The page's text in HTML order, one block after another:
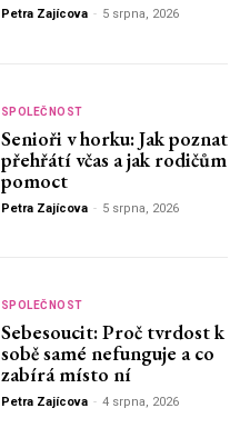
Petra Zajícova - 5 srpna, 2026
SPOLEČNOST
Senioři v horku: Jak poznat
přehřátí včas a jak rodičům
pomoct
Petra Zajícova - 5 srpna, 2026
SPOLEČNOST
Sebesoucit: Proč tvrdost k
sobě samé nefunguje a co
zabírá místo ní
Petra Zajícova - 4 srpna, 2026